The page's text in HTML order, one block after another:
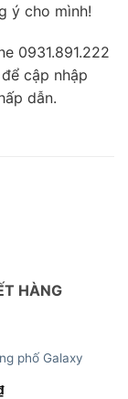
ý cho mình!
0931.891.222
để cập nhập
dẫn.
HÀNG
phố Galaxy